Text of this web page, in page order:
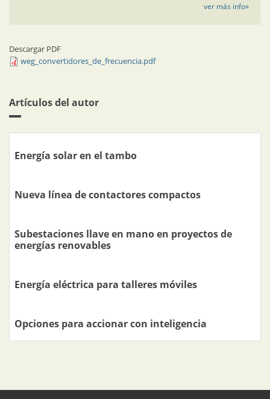
ver más info»
Descargar PDF
weg_convertidores_de_frecuencia.pdf
Artículos del autor
Energía solar en el tambo
Nueva línea de contactores compactos
Subestaciones llave en mano en proyectos de
energías renovables
Energía eléctrica para talleres móviles
Opciones para accionar con inteligencia